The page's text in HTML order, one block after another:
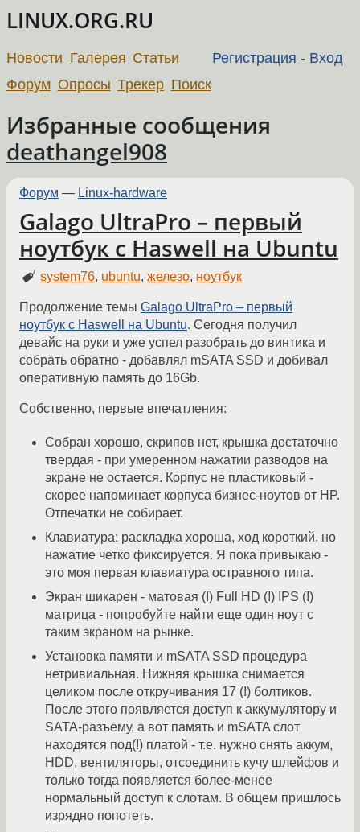
LINUX.ORG.RU
Регистрация - Вход
Новости Галерея Статьи
Форум Опросы Трекер Поиск
Избранные сообщения
deathangel908
Форум — Linux-hardware
Galago UltraPro – первый
ноутбук с Haswell на Ubuntu
system76, ubuntu,железо, ноутбук
Продолжение темы Galago UltraPro – первый
ноутбук с Haswell на Ubuntu. Сегодня получил
девайс на руки и уже успел разобрать до винтика и
собрать обратно - добавлял mSATA SSD и добивал
оперативную память до 16Gb.
Собственно, первые впечатления:
Собран хорошо, скрипов нет, крышка достаточно
твердая - при умеренном нажатии разводов на
экране не остается. Корпус не пластиковый -
скорее напоминает корпуса бизнес-ноутов от HP.
Отпечатки не собирает.
Клавиатура: раскладка хороша, ход короткий, но
нажатие четко фиксируется. Я пока привыкаю -
это моя первая клавиатура остравного типа.
Экран шикарен - матовая (!) Full HD (!) IPS (!)
матрица - попробуйте найти еще один ноут с
таким экраном на рынке.
Установка памяти и mSATA SSD процедура
нетривиальная. Нижняя крышка снимается
целиком после откручивания 17 (!) болтиков.
После этого появляется доступ к аккумулятору и
SATA-разъему, а вот память и mSATA слот
находятся под(!) платой - т.е. нужно снять аккум,
HDD, вентиляторы, отсоединить кучу шлейфов и
только тогда появляется более-менее
нормальный доступ к слотам. В общем пришлось
изрядно попотеть.